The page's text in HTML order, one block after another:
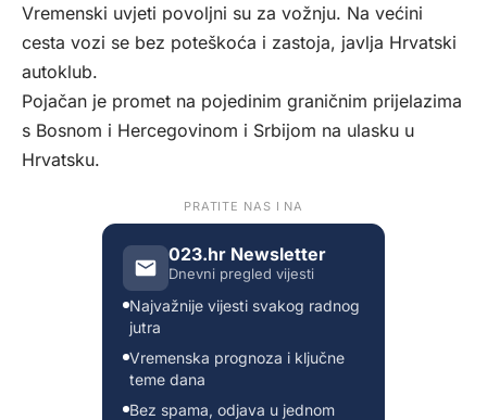
Vremenski uvjeti povoljni su za vožnju. Na većini
cesta vozi se bez poteškoća i zastoja, javlja Hrvatski
autoklub.
Pojačan je promet na pojedinim graničnim prijelazima
s Bosnom i Hercegovinom i Srbijom na ulasku u
Hrvatsku.
PRATITE NAS I NA
023.hr Newsletter
Dnevni pregled vijesti
Najvažnije vijesti svakog radnog
jutra
Vremenska prognoza i ključne
teme dana
Bez spama, odjava u jednom